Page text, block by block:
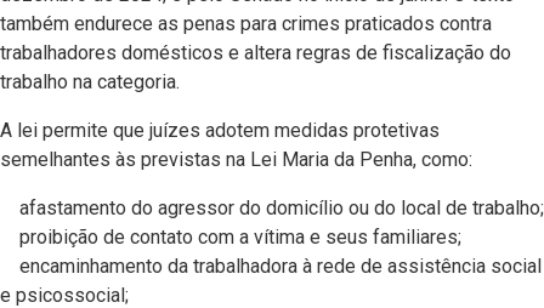
também endurece as penas para crimes praticados contra
trabalhadores domésticos e altera regras de fiscalização do
trabalho na categoria.
A lei permite que juízes adotem medidas protetivas
semelhantes às previstas na Lei Maria da Penha, como:
afastamento do agressor do domicílio ou do local de trabalho;
proibição de contato com a vítima e seus familiares;
encaminhamento da trabalhadora à rede de assistência social
e psicossocial;